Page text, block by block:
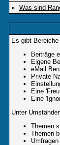
» Was sind
Es gibt
Beiträge
Eigene
eMail
Private
Eine
Eine
Unter
Themen
Themen